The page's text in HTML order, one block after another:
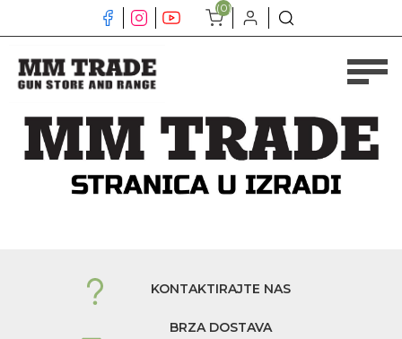
(0)
KONTAKTIRAJTE NAS
BRZA DOSTAVA